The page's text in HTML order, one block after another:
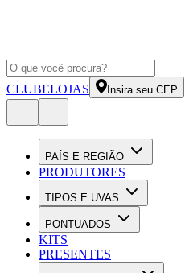
CLUBELOJAS Insira seu CEP
PAÍS E REGIÃO
PRODUTORES
TIPOS E UVAS
PONTUADOS
KITS
PRESENTES